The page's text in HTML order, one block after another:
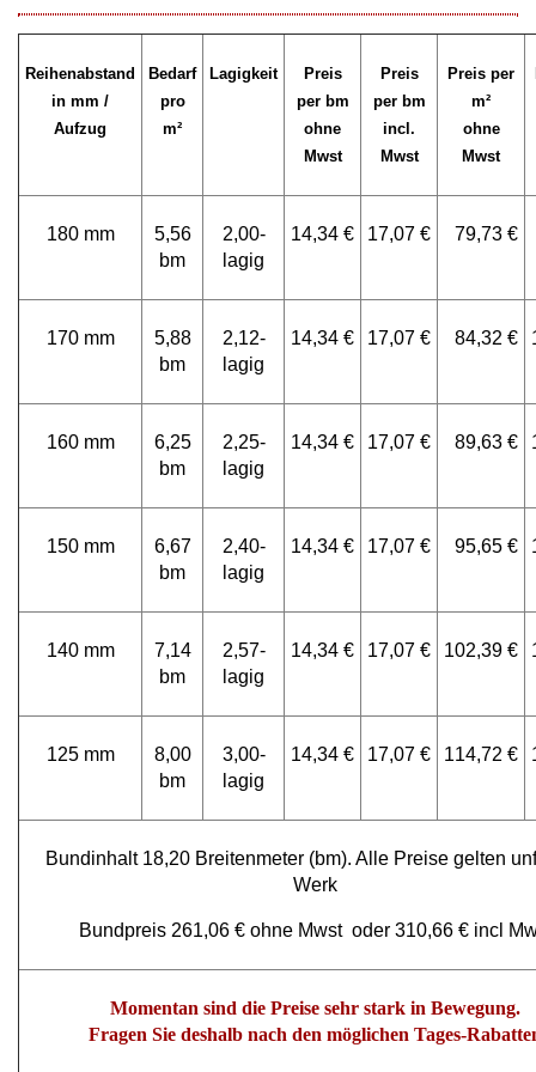
Reihenabstand
in mm /
Aufzug
Bedarf
pro
m²
Lagigkeit
Preis
per bm
ohne
Mwst
Preis
per bm
incl.
Mwst
Preis per
m²
ohne
Mwst
180 mm
5,56
bm
2,00-
lagig
14,34 € 17,07 € 79,73 €
170 mm
5,88
bm
2,12-
lagig
14,34 € 17,07 € 84,32 €
160 mm
6,25
bm
2,25-
lagig
14,34 € 17,07 € 89,63 €
150 mm
6,67
bm
2,40-
lagig
14,34 € 17,07 € 95,65 €
140 mm
7,14
bm
2,57-
lagig
14,34 € 17,07 € 102,39 €
125 mm
8,00
bm
3,00-
lagig
14,34 € 17,07 € 114,72 €
Bundinhalt 18,20 Breitenmeter (bm). Alle Preise gelten
Werk
Bundpreis 261,06 € ohne Mwst oder 310,66 € incl
Momentan sind die Preise sehr stark in Bewegung.
Fragen Sie deshalb nach den möglichen Tages-